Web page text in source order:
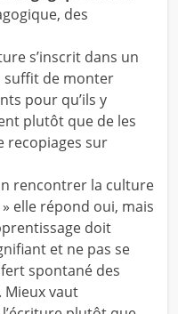
des
s’inscrit dans un
suffit de monter
pour qu’ils y
plutôt que de les
recopiages sur
rencontrer la culture
elle répond oui, mais
doit
et ne pas se
spontané des
Mieux vaut